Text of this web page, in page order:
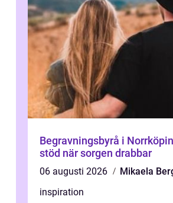
Begravningsbyrå i
stöd när sorgen drabbar
06 augusti 2026
Mikaela
inspiration